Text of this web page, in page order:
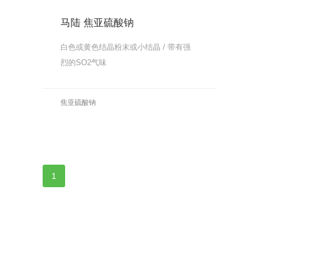
马陆 焦亚硫酸钠
白色或黄色结晶粉末或小结晶 / 带有强
烈的SO2气味
焦亚硫酸钠
1